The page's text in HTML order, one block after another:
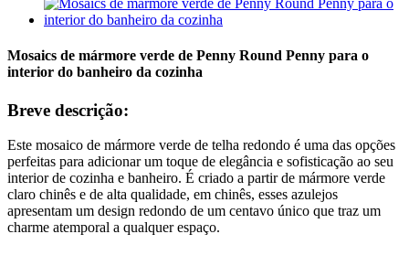
Mosaics de mármore verde de Penny Round Penny para o
interior do banheiro da cozinha
Breve descrição:
Este mosaico de mármore verde de telha redondo é uma das opções
perfeitas para adicionar um toque de elegância e sofisticação ao seu
interior de cozinha e banheiro. É criado a partir de mármore verde
claro chinês e de alta qualidade, em chinês, esses azulejos
apresentam um design redondo de um centavo único que traz um
charme atemporal a qualquer espaço.